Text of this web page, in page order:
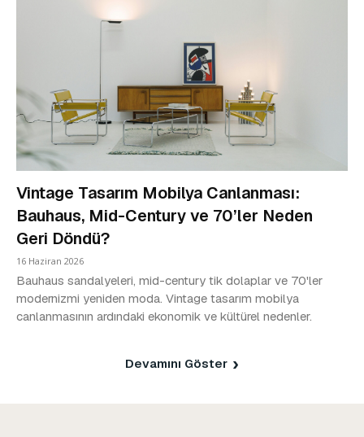
Vintage Tasarım Mobilya Canlanması:
Bauhaus, Mid-Century ve 70’ler Neden
Geri Döndü?
16 Haziran 2026
Bauhaus sandalyeleri, mid-century tik dolaplar ve 70'ler
modernizmi yeniden moda. Vintage tasarım mobilya
canlanmasının ardındaki ekonomik ve kültürel nedenler.
Devamını Göster